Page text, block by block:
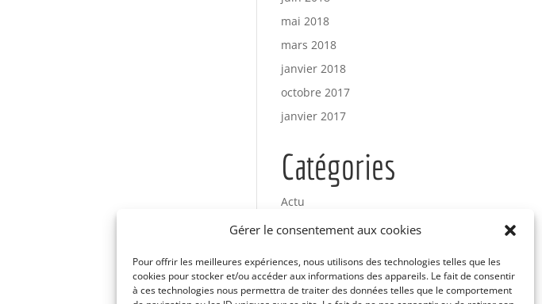
Gérer le consentement aux cookies
Pour offrir les meilleures expériences, nous utilisons des technologies telles que les
cookies pour stocker et/ou accéder aux informations des appareils. Le fait de consentir
à ces technologies nous permettra de traiter des données telles que le comportement
mai 2018
mars 2018
janvier 2018
octobre 2017
janvier 2017
Catégories
Actu
Uncategorized
Méta